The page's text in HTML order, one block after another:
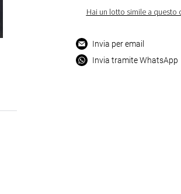
Hai un lotto simile a questo
Invia per email
Invia tramite WhatsApp